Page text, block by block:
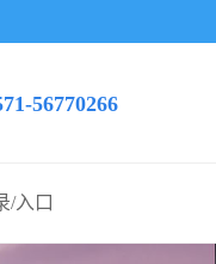
56770266
/入口